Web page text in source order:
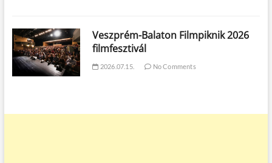
Veszprém-Balaton Filmpiknik 2026
filmfesztivál
2026.07.15. No Comments